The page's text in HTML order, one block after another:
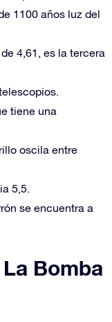
1100 años luz del
4,61, es la tercera
tiene una
oscila entre
5,5.
se encuentra a
Bomba